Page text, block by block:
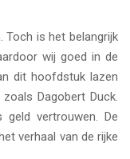
Toch is het belangrijk
wij goed in de
dit hoofdstuk lazen
Dagobert Duck.
vertrouwen. De
verhaal van de rijke